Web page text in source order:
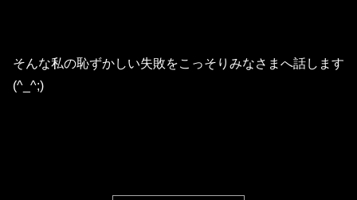
そんな私の恥ずかしい失敗をこっそりみなさまへ話します
(^_^;)